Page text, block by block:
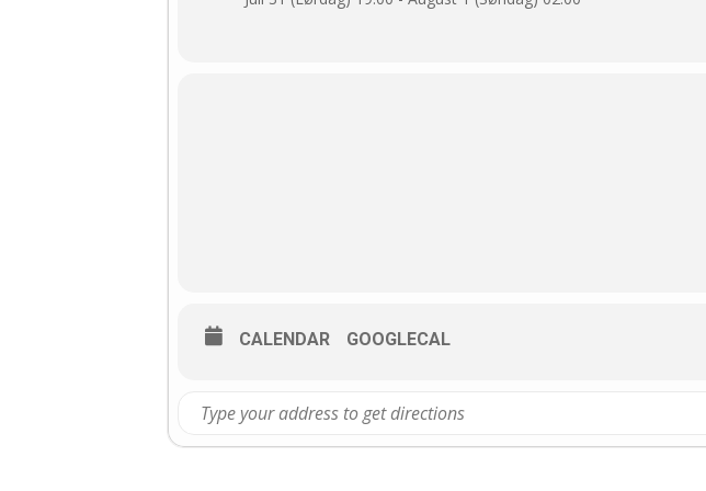
CALENDAR GOOGLECAL